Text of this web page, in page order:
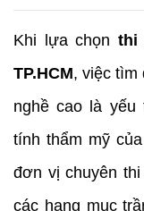
Khi lựa chọn thi
TP.HCM, việc tìm
nghề cao là
tính thẩm mỹ
đơn vị chuyên
các hạng mục